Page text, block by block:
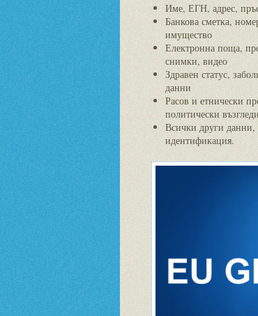
Име, ЕГН, адрес,
Банкова сметка,
имущество
Електронна поща,
снимки, видео
Здравен статус,
данни
Расов и етнически
политически
Всички други данни,
идентификация.